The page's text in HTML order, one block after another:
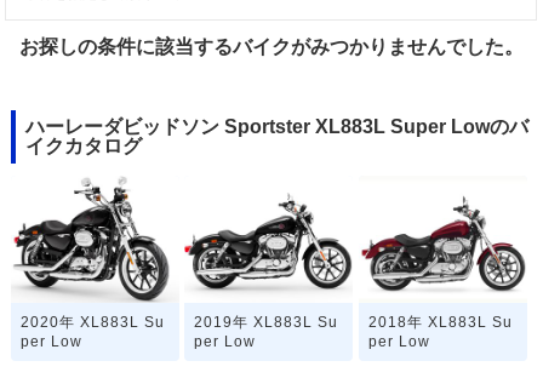
お探しの条件に該当するバイクがみつかりませんでした。
ハーレーダビッドソン Sportster XL883L Super Lowのバ
イクカタログ
2020年 XL883L Su
per Low
2019年 XL883L Su
per Low
2018年 XL883L Su
per Low